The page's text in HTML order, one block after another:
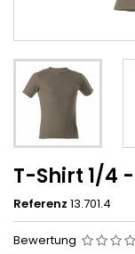
T-Shirt 1/4
Referenz 13.701.4
Bewertung